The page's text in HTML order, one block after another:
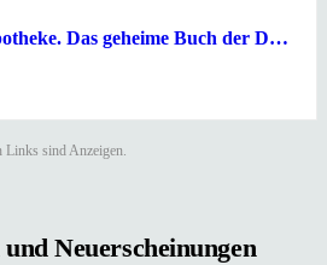
Die Duftapotheke. Das geheime Buch der Düfte: Mit echten Rezepten und exklusiven Inhalten zur Bestsellerreihe*
sind Anzeigen.
Neuerscheinungen